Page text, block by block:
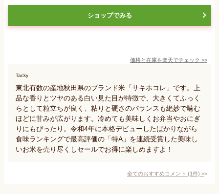
ショップでみる
価格と在庫を楽天でチェック >>
Tacky
東北有数の産地秋田県のブランド米「サキホコレ」です。上
品な香りとツヤのある白い見た目が特徴で、大きくてふっく
らとして粒立ちが良く、粘りと硬さのバランスも絶妙で噛む
ほどに甘みが広がります。冷めても美味しくお弁当やおにぎ
りにもぴったり。令和4年に本格デビューしたばかりながら
食味ランキングで最高評価の「特A」を連続受賞した美味し
いお米を売り尽くしセールでお得に楽しめますよ！
全てのおすすめコメント (1件) >